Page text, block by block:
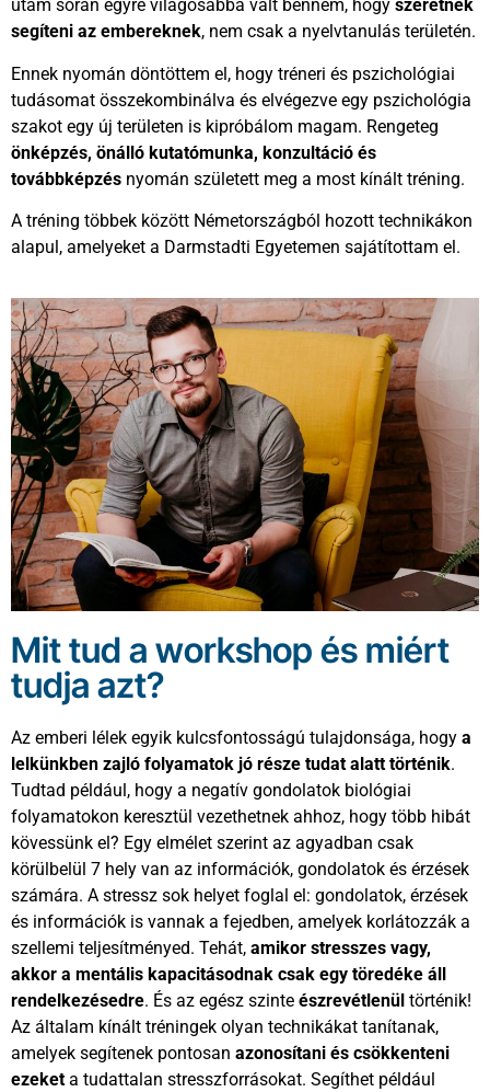
utam során egyre világosabbá vált bennem, hogy szeretnék
segíteni az embereknek, nem csak a nyelvtanulás területén.
Ennek nyomán döntöttem el, hogy tréneri és pszichológiai
tudásomat összekombinálva és elvégezve egy pszichológia
szakot egy új területen is kipróbálom magam. Rengeteg
önképzés, önálló kutatómunka, konzultáció és
továbbképzés nyomán született meg a most kínált tréning.
A tréning többek között Németországból hozott technikákon
alapul, amelyeket a Darmstadti Egyetemen sajátítottam el.
Mit tud a workshop és miért
tudja azt?
Az emberi lélek egyik kulcsfontosságú tulajdonsága, hogy a
lelkünkben zajló folyamatok jó része tudat alatt történik.
Tudtad például, hogy a negatív gondolatok biológiai
folyamatokon keresztül vezethetnek ahhoz, hogy több hibát
kövessünk el? Egy elmélet szerint az agyadban csak
körülbelül 7 hely van az információk, gondolatok és érzések
számára. A stressz sok helyet foglal el: gondolatok, érzések
és információk is vannak a fejedben, amelyek korlátozzák a
szellemi teljesítményed. Tehát, amikor stresszes vagy,
akkor a mentális kapacitásodnak csak egy töredéke áll
rendelkezésedre. És az egész szinte észrevétlenül történik!
Az általam kínált tréningek olyan technikákat tanítanak,
amelyek segítenek pontosan azonosítani és csökkenteni
ezeket a tudattalan stresszforrásokat. Segíthet például